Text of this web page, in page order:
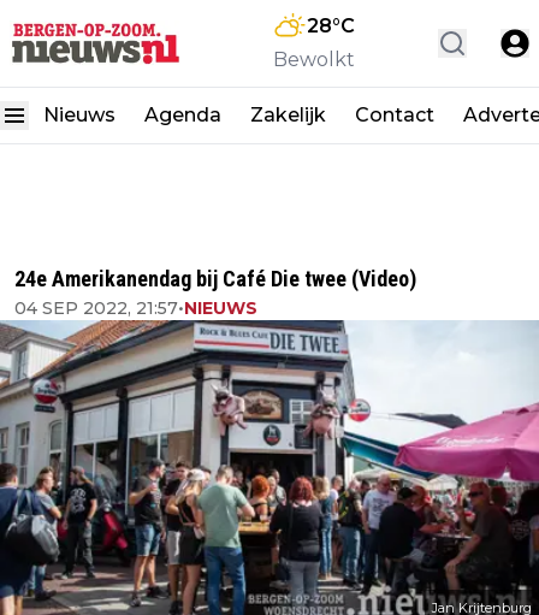
28°C
Bewolkt
Nieuws Agenda Zakelijk Contact
24e Amerikanendag bij Café Die twee (Video)
04 SEP 2022, 21:57•NIEUWS
Jan Krijtenburg